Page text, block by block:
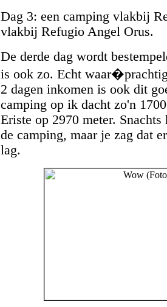
Dag 3: een camping vlakbij
vlakbij Refugio Angel Orus.
De derde dag wordt
is ook zo. Echt
2 dagen inkomen is ook dit
camping op ik dacht zo'n
Eriste op 2970 meter.
de camping, maar je zag dat
lag.